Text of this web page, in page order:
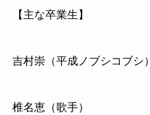
【主な卒業生】
吉村崇（平成ノブシコブシ）
椎名恵（歌手）